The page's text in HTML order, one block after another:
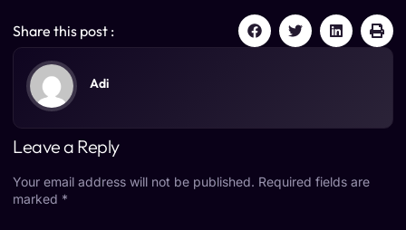
Share this post :
Adi
Leave a Reply
Your email address will not be published. Required fields are
marked *